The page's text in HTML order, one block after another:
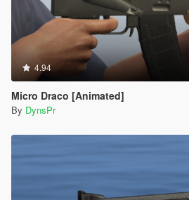
4.94
Micro Draco [Animated]
By DynsPr